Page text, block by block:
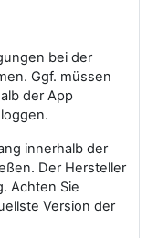
bei der
Ggf. müssen
der App
innerhalb der
Der Hersteller
Achten Sie
Version der